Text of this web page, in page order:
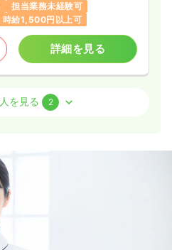
担当業務未経験可
時給1,500円以上可
詳細を見る
）
可
を見る 2